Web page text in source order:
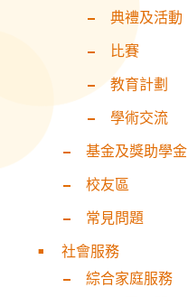
典禮及活動
比賽
教育計劃
學術交流
基金及獎助學金
校友區
常見問題
社會服務
綜合家庭服務